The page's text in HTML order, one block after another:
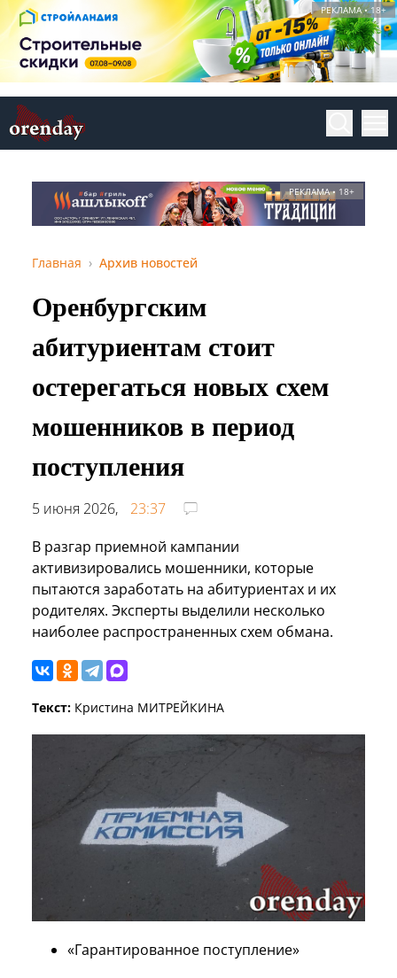
РЕКЛАМА • 18+
РЕКЛАМА • 18+
Главная Архив новостей
Оренбургским
абитуриентам стоит
остерегаться новых схем
мошенников в период
поступления
5 июня 2026,
23:37
В разгар приемной кампании
активизировались мошенники, которые
пытаются заработать на абитуриентах и их
родителях. Эксперты выделили несколько
наиболее распространенных схем обмана.
Текст: Кристина МИТРЕЙКИНА
«Гарантированное поступление»